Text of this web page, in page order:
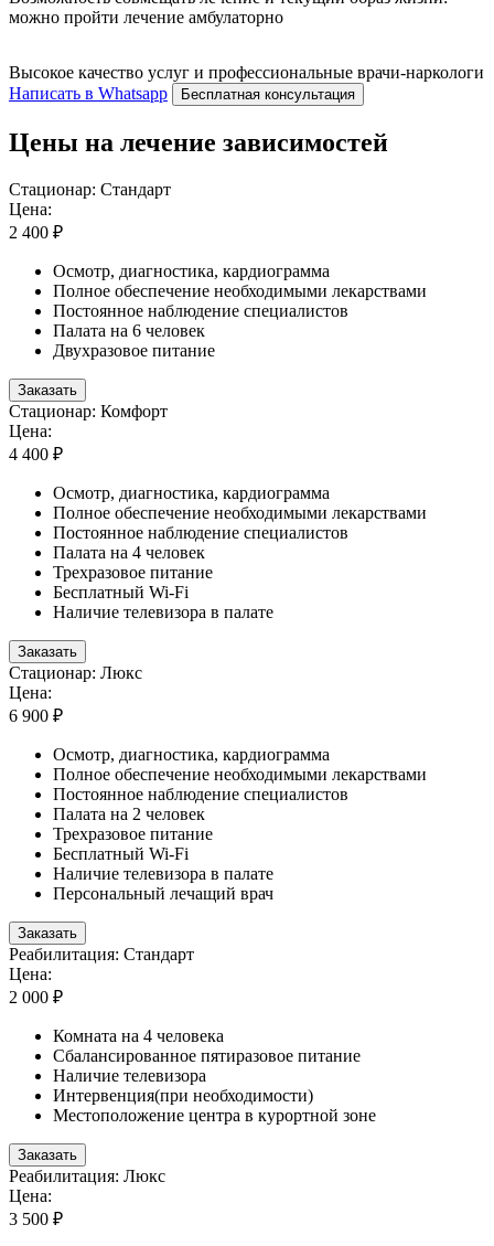
можно пройти лечение амбулаторно
Высокое качество услуг и профессиональные врачи-наркологи
Написать в Whatsapp
Бесплатная консультация
Цены на лечение зависимостей
Стационар: Стандарт
Цена:
2 400 ₽
Осмотр, диагностика, кардиограмма
Полное обеспечение необходимыми лекарствами
Постоянное наблюдение специалистов
Палата на 6 человек
Двухразовое питание
Заказать
Стационар: Комфорт
Цена:
4 400 ₽
Осмотр, диагностика, кардиограмма
Полное обеспечение необходимыми лекарствами
Постоянное наблюдение специалистов
Палата на 4 человек
Трехразовое питание
Бесплатный Wi-Fi
Наличие телевизора в палате
Заказать
Стационар: Люкс
Цена:
6 900 ₽
Осмотр, диагностика, кардиограмма
Полное обеспечение необходимыми лекарствами
Постоянное наблюдение специалистов
Палата на 2 человек
Трехразовое питание
Бесплатный Wi-Fi
Наличие телевизора в палате
Персональный лечащий врач
Заказать
Реабилитация: Стандарт
Цена:
2 000 ₽
Комната на 4 человека
Сбалансированное пятиразовое питание
Наличие телевизора
Интервенция(при необходимости)
Местоположение центра в курортной зоне
Заказать
Реабилитация: Люкс
Цена:
3 500 ₽